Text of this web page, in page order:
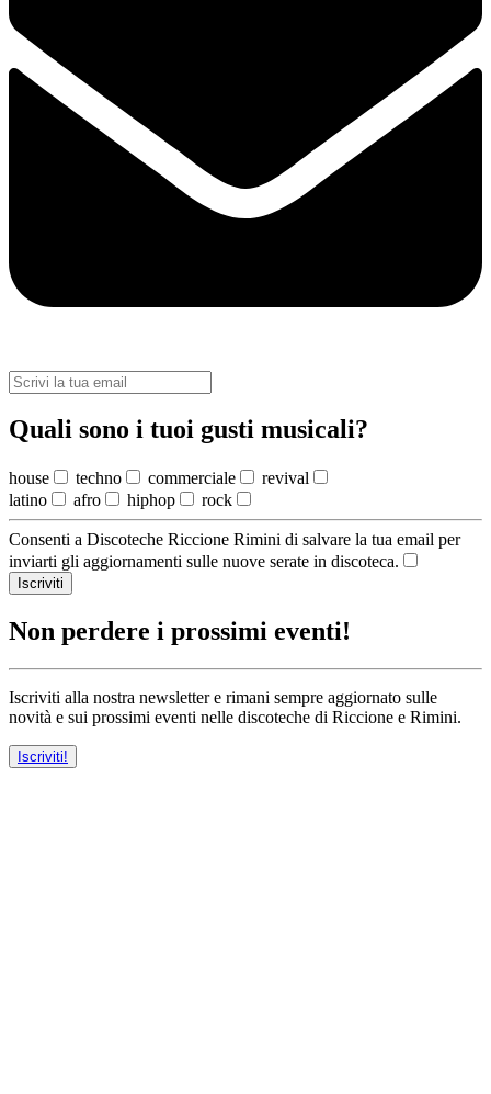
Quali sono i tuoi gusti musicali?
house techno commerciale
revival
latino
afro hiphop rock
Consenti a Discoteche Riccione Rimini di salvare la tua email per
inviarti gli aggiornamenti sulle nuove serate in discoteca.
Iscriviti
Non perdere i prossimi eventi!
Iscriviti alla nostra newsletter e rimani sempre aggiornato sulle
novità e sui prossimi eventi nelle discoteche di Riccione e Rimini.
Iscriviti!